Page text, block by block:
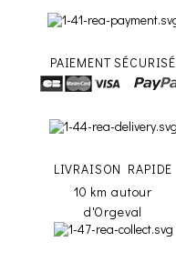
PAIEMENT SÉCURISÉ
LIVRAISON RAPIDE
10 km autour
d'Orgeval